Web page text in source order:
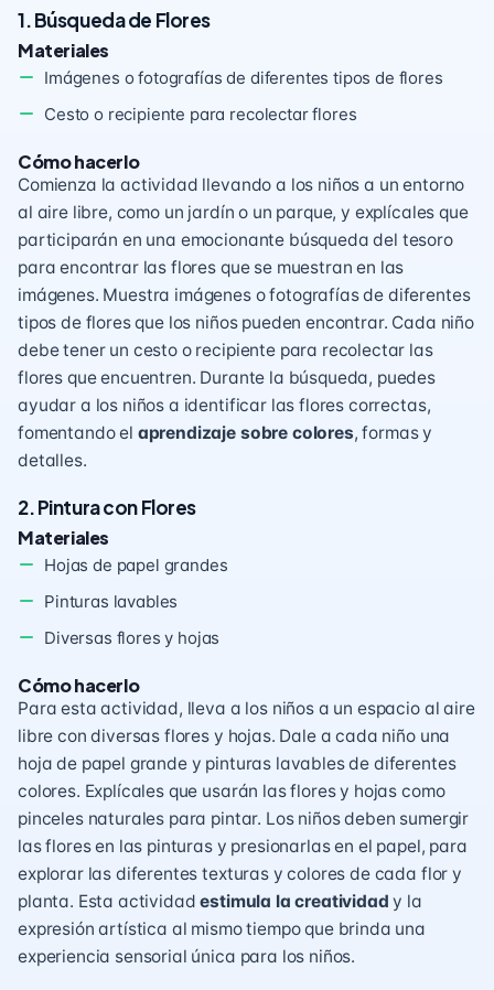
1. Búsqueda de Flores
Materiales
Imágenes o fotografías de diferentes tipos de flores
Cesto o recipiente para recolectar flores
Cómo hacerlo
Comienza la actividad llevando a los niños a un entorno
al aire libre, como un jardín o un parque, y explícales que
participarán en una emocionante búsqueda del tesoro
para encontrar las flores que se muestran en las
imágenes. Muestra imágenes o fotografías de diferentes
tipos de flores que los niños pueden encontrar. Cada niño
debe tener un cesto o recipiente para recolectar las
flores que encuentren. Durante la búsqueda, puedes
ayudar a los niños a identificar las flores correctas,
fomentando el aprendizaje sobre colores, formas y
detalles.
2. Pintura con Flores
Materiales
Hojas de papel grandes
Pinturas lavables
Diversas flores y hojas
Cómo hacerlo
Para esta actividad, lleva a los niños a un espacio al aire
libre con diversas flores y hojas. Dale a cada niño una
hoja de papel grande y pinturas lavables de diferentes
colores. Explícales que usarán las flores y hojas como
pinceles naturales para pintar. Los niños deben sumergir
las flores en las pinturas y presionarlas en el papel, para
explorar las diferentes texturas y colores de cada flor y
planta. Esta actividadestimula la creatividad y la
expresión artística al mismo tiempo que brinda una
experiencia sensorial única para los niños.